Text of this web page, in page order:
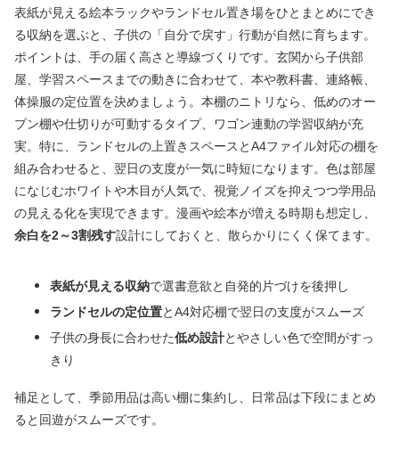
表紙が見える絵本ラックやランドセル置き場をひとまとめにでき
る収納を選ぶと、子供の「自分で戻す」行動が自然に育ちます。
ポイントは、手の届く高さと導線づくりです。玄関から子供部
屋、学習スペースまでの動きに合わせて、本や教科書、連絡帳、
体操服の定位置を決めましょう。本棚のニトリなら、低めのオー
プン棚や仕切りが可動するタイプ、ワゴン連動の学習収納が充
実。特に、ランドセルの上置きスペースとA4ファイル対応の棚を
組み合わせると、翌日の支度が一気に時短になります。色は部屋
になじむホワイトや木目が人気で、視覚ノイズを抑えつつ学用品
の見える化を実現できます。漫画や絵本が増える時期も想定し、
余白を2～3割残す設計にしておくと、散らかりにくく保てます。
表紙が見える収納で選書意欲と自発的片づけを後押し
ランドセルの定位置とA4対応棚で翌日の支度がスムーズ
子供の身長に合わせた低め設計とやさしい色で空間がすっ
きり
補足として、季節用品は高い棚に集約し、日常品は下段にまとめ
ると回遊がスムーズです。